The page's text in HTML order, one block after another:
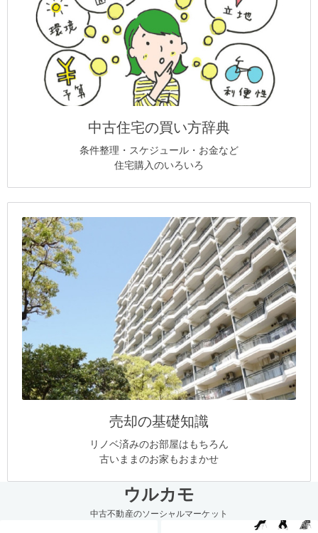
中古住宅の買い方辞典
条件整理・スケジュール・お金など
住宅購入のいろいろ
売却の基礎知識
リノベ済みのお部屋はもちろん
古いままのお家もおまかせ
ウルカモ
中古不動産のソーシャルマーケット